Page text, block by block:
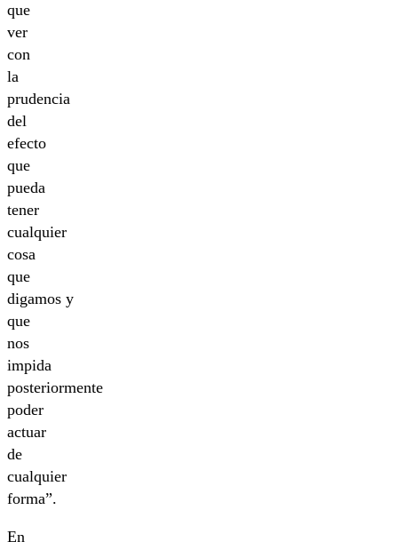
que
ver
con
la
prudencia
del
efecto
que
pueda
tener
cualquier
cosa
que
digamos y
que
nos
impida
posteriormente
poder
actuar
de
cualquier
forma”.
En